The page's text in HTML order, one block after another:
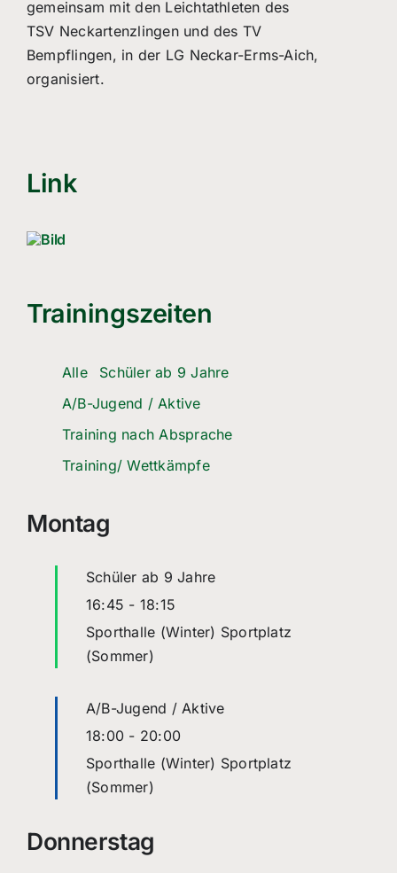
gemeinsam mit den Leichtathleten des
TSV Neckartenzlingen und des TV
Bempflingen, in der LG Neckar-Erms-Aich,
organisiert.
Link
Trainingszeiten
Alle
Schüler ab 9 Jahre
A/B-Jugend / Aktive
Training nach Absprache
Training/ Wettkämpfe
Montag
Schüler ab 9 Jahre
16:45 - 18:15
Sporthalle (Winter) Sportplatz
(Sommer)
A/B-Jugend / Aktive
18:00 - 20:00
Sporthalle (Winter) Sportplatz
(Sommer)
Donnerstag